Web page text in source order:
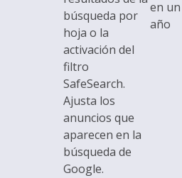
búsqueda por
hoja o la
activación del
filtro
SafeSearch.
Ajusta los
anuncios que
aparecen en la
búsqueda de
Google.
en un
año